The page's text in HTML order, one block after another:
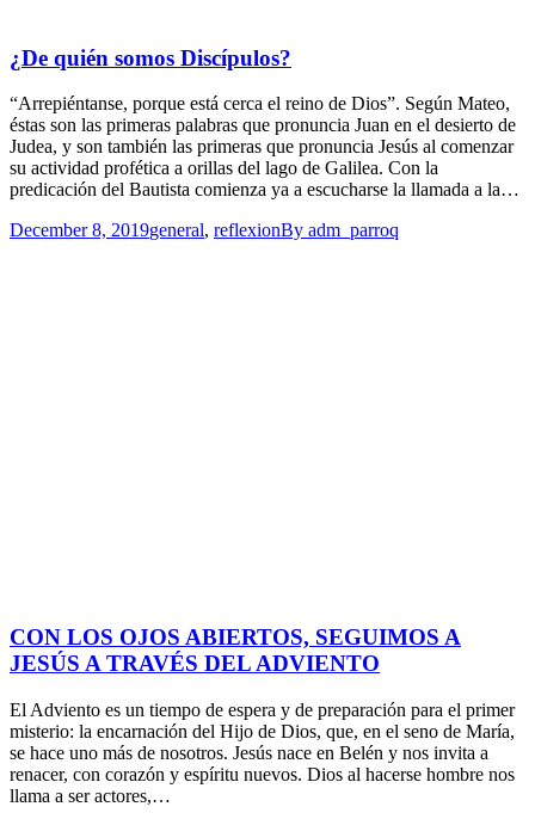
¿De quién somos Discípulos?
“Arrepiéntanse, porque está cerca el reino de Dios”. Según Mateo,
éstas son las primeras palabras que pronuncia Juan en el desierto de
Judea, y son también las primeras que pronuncia Jesús al comenzar
su actividad profética a orillas del lago de Galilea. Con la
predicación del Bautista comienza ya a escucharse la llamada a la…
December 8, 2019general, reflexionBy adm_parroq
CON LOS OJOS ABIERTOS, SEGUIMOS A
JESÚS A TRAVÉS DEL ADVIENTO
El Adviento es un tiempo de espera y de preparación para el primer
misterio: la encarnación del Hijo de Dios, que, en el seno de María,
se hace uno más de nosotros. Jesús nace en Belén y nos invita a
renacer, con corazón y espíritu nuevos. Dios al hacerse hombre nos
llama a ser actores,…